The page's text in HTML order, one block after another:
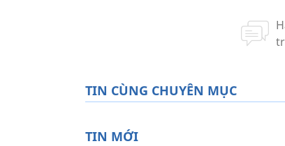
TIN CÙNG CHUYÊN MỤC
TIN MỚI